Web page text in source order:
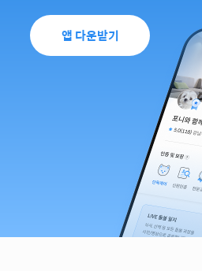
앱 다운받기